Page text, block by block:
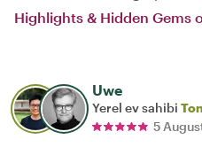
Highlights & Hidden Gems
Uwe
Yerel ev sahibi
5